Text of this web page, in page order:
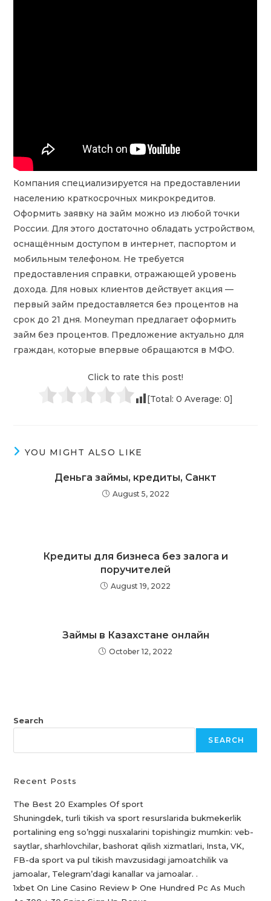
Компания специализируется на предоставлении
населению краткосрочных микрокредитов.
Оформить заявку на займ можно из любой точки
России. Для этого достаточно обладать устройством,
оснащённым доступом в интернет, паспортом и
мобильным телефоном. Не требуется
предоставления справки, отражающей уровень
дохода. Для новых клиентов действует акция —
первый займ предоставляется без процентов на
срок до 21 дня. Moneyman предлагает оформить
займ без процентов. Предложение актуально для
граждан, которые впервые обращаются в МФО.
Click to rate this post!
[Total: 0 Average: 0]
YOU MIGHT ALSO LIKE
Деньга займы, кредиты, Санкт
August 5, 2022
Кредиты для бизнеса без залога и
поручителей
August 19, 2022
Займы в Казахстане онлайн
October 12, 2022
Search
SEARCH
Recent Posts
The Best 20 Examples Of sport
Shuningdek, turli tikish va sport resurslarida bukmekerlik
portalining eng so’nggi nusxalarini topishingiz mumkin: veb-
saytlar, sharhlovchilar, bashorat qilish xizmatlari, Insta, VK,
FB-da sport va pul tikish mavzusidagi jamoatchilik va
jamoalar, Telegram’dagi kanallar va jamoalar. .
1xbet On Line Casino Review ᐈ One Hundred Pc As Much